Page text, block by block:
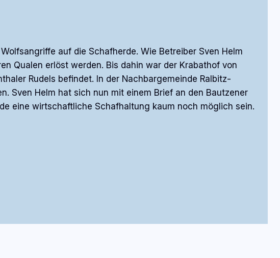
auf die Schafherde. Wie Betreiber Sven Helm
Qualen erlöst werden. Bis dahin war der Krabathof von
Rudels befindet. In der Nachbargemeinde Ralbitz-
Sven Helm hat sich nun mit einem Brief an den Bautzener
eine wirtschaftliche Schafhaltung kaum noch möglich sein.